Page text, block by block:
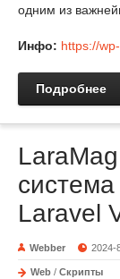
одним из
Инфо: https://
Подробнее
Laravel
Webber 2024-
Web / Скрипты